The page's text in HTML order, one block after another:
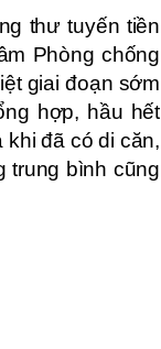
thư tuyến tiền
Phòng chống
giai đoạn sớm
hợp, hầu hết
đã có di căn,
trung bình cũng